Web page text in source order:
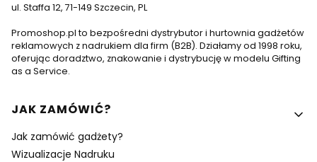
ul. Staffa 12, 71-149 Szczecin, PL
Promoshop.pl to bezpośredni dystrybutor i hurtownia gadżetów
reklamowych z nadrukiem dla firm (B2B). Działamy od 1998 roku,
oferując doradztwo, znakowanie i dystrybucję w modelu Gifting
as a Service.
Linki w stopce
JAK ZAMÓWIĆ?
Jak zamówić gadżety?
Wizualizacje Nadruku